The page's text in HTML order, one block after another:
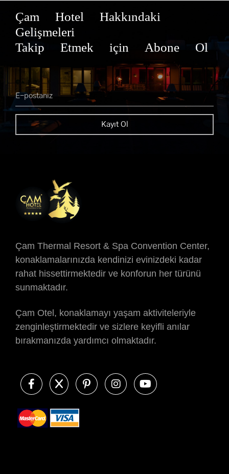
Çam Hotel Hakkındaki
Gelişmeleri
Takip Etmek için Abone Ol
Çam Thermal Resort & Spa Convention Center,
konaklamalarınızda kendinizi evinizdeki kadar
rahat hissettirmektedir ve konforun her türünü
sunmaktadır.
Çam Otel, konaklamayı yaşam aktiviteleriyle
zenginleştirmektedir ve sizlere keyifli anılar
bırakmanızda yardımcı olmaktadır.